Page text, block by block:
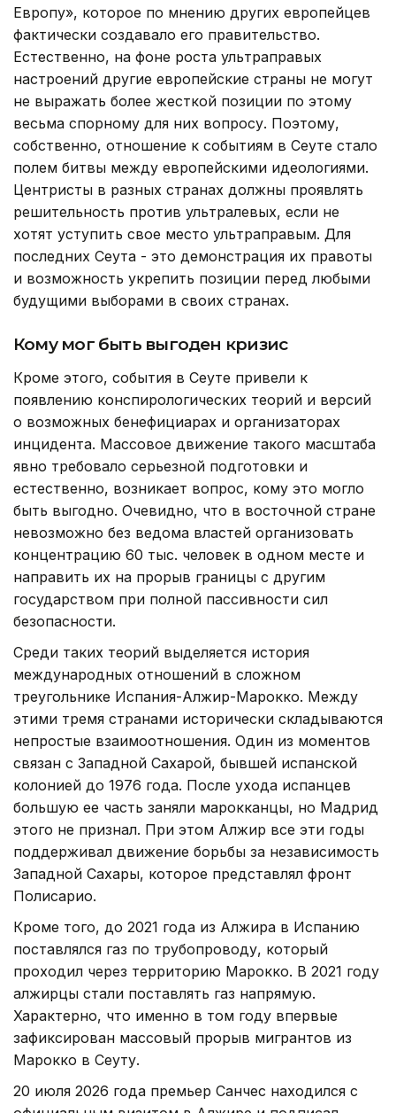
Европу», которое по мнению других европейцев
фактически создавало его правительство.
Естественно, на фоне роста ультраправых
настроений другие европейские страны не могут
не выражать более жесткой позиции по этому
весьма спорному для них вопросу. Поэтому,
собственно, отношение к событиям в Сеуте стало
полем битвы между европейскими идеологиями.
Центристы в разных странах должны проявлять
решительность против ультралевых, если не
хотят уступить свое место ультраправым. Для
последних Сеута - это демонстрация их правоты
и возможность укрепить позиции перед любыми
будущими выборами в своих странах.
Кому мог быть выгоден кризис
Кроме этого, события в Сеуте привели к
появлению конспирологических теорий и версий
о возможных бенефициарах и организаторах
инцидента. Массовое движение такого масштаба
явно требовало серьезной подготовки и
естественно, возникает вопрос, кому это могло
быть выгодно. Очевидно, что в восточной стране
невозможно без ведома властей организовать
концентрацию 60 тыс. человек в одном месте и
направить их на прорыв границы с другим
государством при полной пассивности сил
безопасности.
Среди таких теорий выделяется история
международных отношений в сложном
треугольнике Испания-Алжир-Марокко. Между
этими тремя странами исторически складываются
непростые взаимоотношения. Один из моментов
связан с Западной Сахарой, бывшей испанской
колонией до 1976 года. После ухода испанцев
большую ее часть заняли марокканцы, но Мадрид
этого не признал. При этом Алжир все эти годы
поддерживал движение борьбы за независимость
Западной Сахары, которое представлял фронт
Полисарио.
Кроме того, до 2021 года из Алжира в Испанию
поставлялся газ по трубопроводу, который
проходил через территорию Марокко. В 2021 году
алжирцы стали поставлять газ напрямую.
Характерно, что именно в том году впервые
зафиксирован массовый прорыв мигрантов из
Марокко в Сеуту.
20 июля 2026 года премьер Санчес находился с